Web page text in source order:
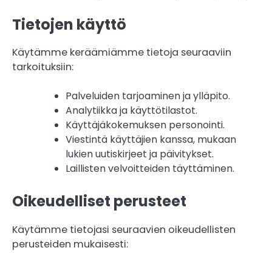
Tietojen käyttö
Käytämme keräämiämme tietoja seuraaviin
tarkoituksiin:
Palveluiden tarjoaminen ja ylläpito.
Analytiikka ja käyttötilastot.
Käyttäjäkokemuksen personointi.
Viestintä käyttäjien kanssa, mukaan
lukien uutiskirjeet ja päivitykset.
Laillisten velvoitteiden täyttäminen.
Oikeudelliset perusteet
Käytämme tietojasi seuraavien oikeudellisten
perusteiden mukaisesti: